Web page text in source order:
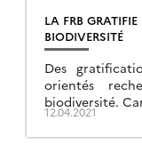
LA FRB
BIODIVERSITÉ
Des
orientés
biodiversité.
12.04.2021